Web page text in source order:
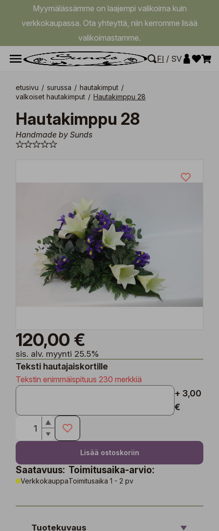
Myymälässämme on laajempi valikoima kuin
verkkokaupassa. Ota yhteyttä, niin kerromme lisää
valikoimastamme.
FI / SV
etusivu / surussa / hautakimput /
valkoiset hautakimput / Hautakimppu 28
Hautakimppu 28
Handmade by Sunds
120,00 €
sis. alv. myynti 25.5%
Teksti hautajaiskortille
Tekstin enimmäispituus 230 merkkiä
+ 3,00
€
Lisää ostoskoriin
Saatavuus:
Verkkokauppa
Toimitusaika-arvio:
Toimitusaika 1 - 2 pv
Tuotekuvaus